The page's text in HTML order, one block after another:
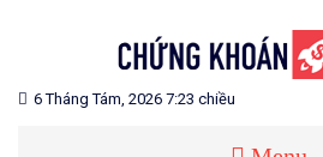
CHỨNG KHOÁN
Blog chia sẻ về Chứng Khoán và Forex
6 Tháng Tám, 2026 7:23 chiều